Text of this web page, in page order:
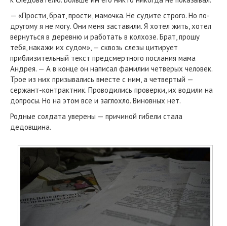
— «Прости, брат, прости, мамочка. Не судите строго. Но по-
другому я не могу. Они меня заставили. Я хотел жить, хотел
вернуться в деревню и работать в колхозе. Брат, прошу
тебя, накажи их судом», — сквозь слезы цитирует
приблизительный текст предсмертного послания мама
Андрея. — А в конце он написал фамилии четверых человек.
Трое из них призывались вместе с ним, а четвертый —
сержант-контрактник. Проводились проверки, их водили на
допросы. Но на этом все и заглохло. Виновных нет.
Родные солдата уверены — причиной гибели стала
дедовщина.